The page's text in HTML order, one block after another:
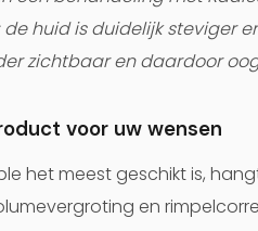
huid is duidelijk steviger
zichtbaar en daardoor
voor uw wensen
het meest geschikt is,
en